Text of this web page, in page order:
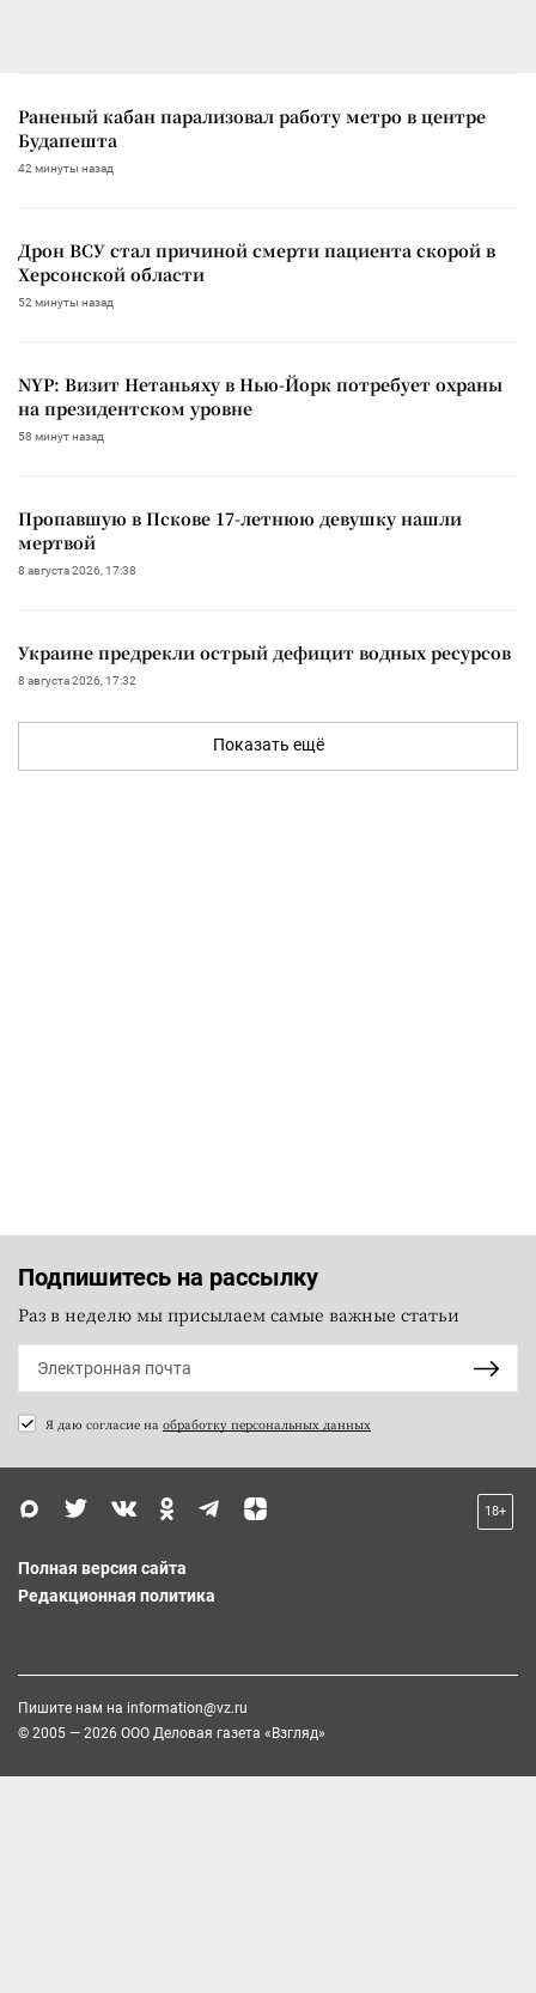
Раненый кабан парализовал работу метро в центре
Будапешта
42 минуты назад
Дрон ВСУ стал причиной смерти пациента скорой в
Херсонской области
52 минуты назад
NYP: Визит Нетаньяху в Нью-Йорк потребует охраны
на президентском уровне
58 минут назад
Пропавшую в Пскове 17-летнюю девушку нашли
мертвой
8 августа 2026, 17:38
Украине предрекли острый дефицит водных ресурсов
8 августа 2026, 17:32
Показать ещё
Подпишитесь на рассылку
Раз в неделю мы присылаем самые важные статьи
Я даю согласие на обработку персональных данных
18+
Полная версия сайта
Редакционная политика
Пишите нам на information@vz.ru
© 2005 — 2026 ООО Деловая газета «Взгляд»